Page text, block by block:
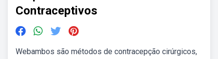
Contraceptivos
Webambos são métodos de contracepção cirúrgicos,